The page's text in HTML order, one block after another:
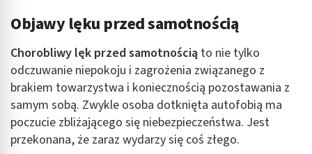
Objawy lęku przed samotnością
Chorobliwy lęk przed samotnością to nie tylko
odczuwanie niepokoju i zagrożenia związanego z
brakiem towarzystwa i koniecznością pozostawania z
samym sobą. Zwykle osoba dotknięta autofobią ma
poczucie zbliżającego się niebezpieczeństwa. Jest
przekonana, że zaraz wydarzy się coś złego.